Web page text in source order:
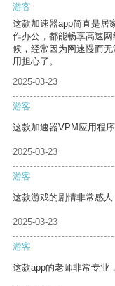
游客
这款加速器app简直是居
作办公，都能畅享高速
候，经常因为网速慢而
用担心了。
2025-03-23
游客
这款加速器VPM应用程
2025-03-23
游客
这款游戏的剧情非常感人
2025-03-23
游客
这款app的老师非常专业